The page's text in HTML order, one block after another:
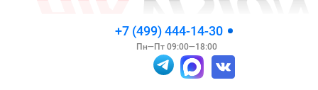
+7 (499) 444-14-30
Пн—Пт 09:00—18:00